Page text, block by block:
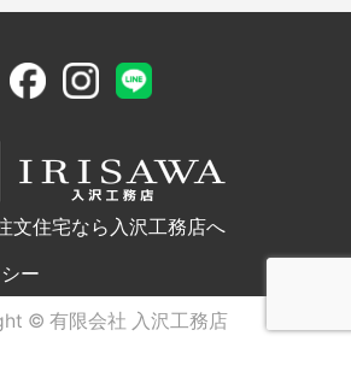
文住宅なら入沢工務店へ
ー
© 有限会社 入沢工務店